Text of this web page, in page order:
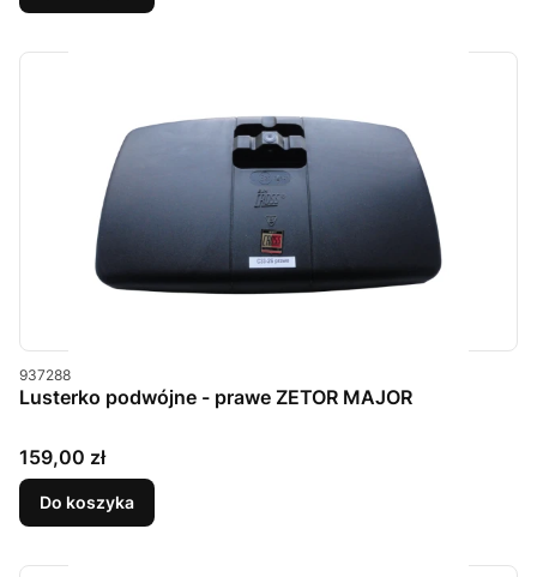
Kod produktu
937288
Lusterko podwójne - prawe ZETOR MAJOR
Cena
159,00 zł
Do koszyka